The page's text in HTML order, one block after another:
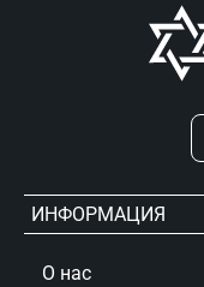
ИНФОРМАЦИЯ
О нас